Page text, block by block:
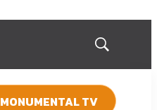
Mostrar
MONUMENTAL TV